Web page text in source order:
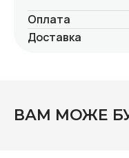
Оплата
Доставка
ВАМ МОЖЕ